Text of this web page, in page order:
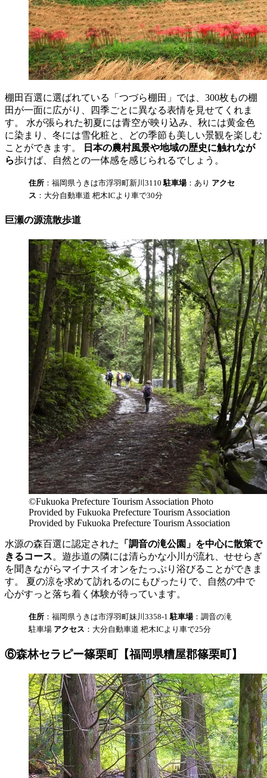
棚田百選に選ばれている「つづら棚田」では、300枚もの棚
田が一面に広がり、四季ごとに異なる表情を見せてくれま
す。 水が張られた初夏には青空が映り込み、秋には黄金色
に染まり、冬には雪化粧と、どの季節も美しい景観を楽しむ
ことができます。
日本の農村風景や地域の歴史に触れなが
ら歩けば、自然との一体感を感じられるでしょう。
住所 ：福岡県うきは市浮羽町新川3110 駐車場：あり アクセ
ス ：大分自動車道 杷木ICより車で30分
巨瀬の源流散歩道
©Fukuoka Prefecture Tourism Association Photo
Provided by Fukuoka Prefecture Tourism Association
Provided by Fukuoka Prefecture Tourism Association
水源の森百選に認定された
「調音の滝公園」を中心に散策で
きるコース。遊歩道の隣には清らかな小川が流れ、せせらぎ
を聞きながらマイナスイオンをたっぷり浴びることができま
す。 夏の涼を求めて訪れるのにもぴったりで、自然の中で
心がすっと落ち着く体験が待っています。
住所 ：福岡県うきは市浮羽町妹川3358-1駐車場：調音の滝
駐車場 アクセス ：大分自動車道 杷木ICより車で25分
⑥森林セラピー篠栗町【福岡県糟屋郡篠栗町】